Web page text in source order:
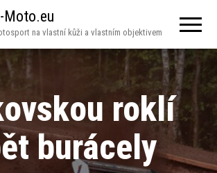
Moto.eu
na vlastní kůži a vlastním objektivem
roklí
burácely